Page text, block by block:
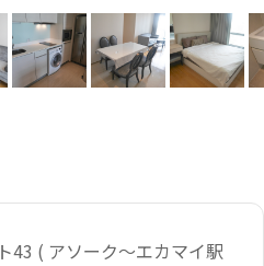
43 ( アソーク～エカマイ駅